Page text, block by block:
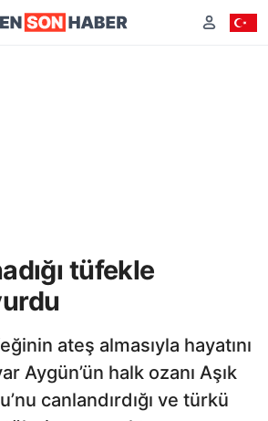
tüfekle
ateş almasıyla hayatını
Aygün’ün halk ozanı Aşık
canlandırdığı ve türkü